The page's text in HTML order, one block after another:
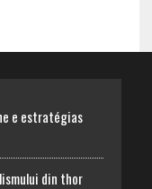
e estratégias
din thor